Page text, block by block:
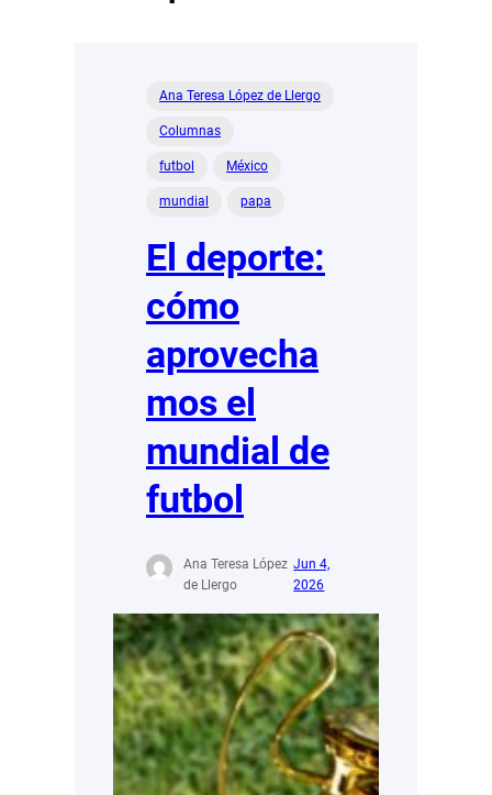
Ana Teresa López de Llergo
Columnas
futbol México
mundial papa
El deporte:
cómo
aprovecha
mos el
mundial de
futbol
Ana Teresa López
de Llergo
Jun 4,
2026